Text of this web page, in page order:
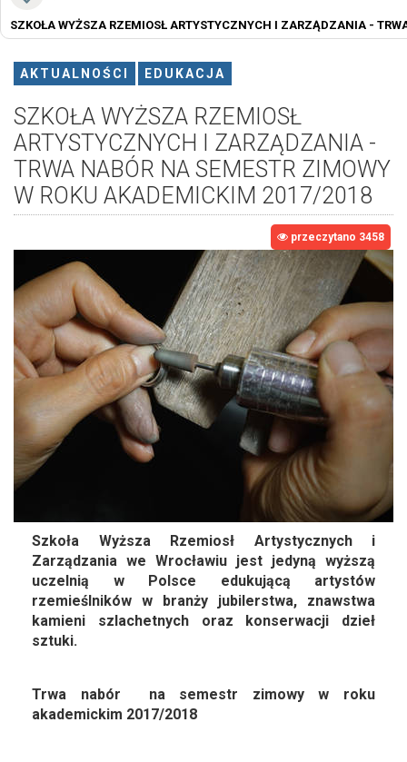
SZKOŁA WYŻSZA RZEMIOSŁ ARTYSTYCZNYCH I ZARZĄDZANIA -
AKTUALNOŚCI EDUKACJA
SZKOŁA WYŻSZA RZEMIOSŁ
ARTYSTYCZNYCH I ZARZĄDZANIA -
TRWA NABÓR NA SEMESTR ZIMOWY
W ROKU AKADEMICKIM 2017/2018
przeczytano 3458
Szkoła Wyższa Rzemiosł Artystycznych i
Zarządzania we Wrocławiu jest jedyną wyższą
uczelnią w Polsce edukującą artystów
rzemieślników w branży jubilerstwa, znawstwa
kamieni szlachetnych oraz konserwacji dzieł
sztuki.
Trwa nabór na semestr zimowy w roku
akademickim 2017/2018